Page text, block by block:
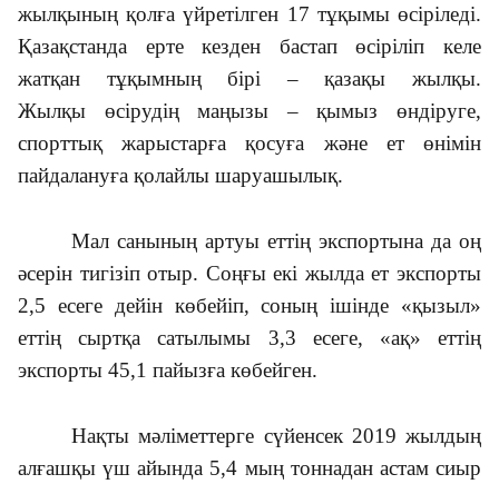
жылқының қолға үйретілген 17 тұқымы өсіріледі.
Қазақстанда ерте кезден бастап өсіріліп келе
жатқан тұқымның бірі – қазақы жылқы.
Жылқы өсірудің маңызы – қы­мыз өндіруге,
спорттық жарыстарға қосуға және ет өнімін
пайдалануға қолайлы шаруа­шылық.
Мал санының артуы еттің экспор­тына да оң
әсерін тигі­зіп отыр. Соңғы екі жылда ет экспорты
2,5 есеге дейін көбейіп, соның ішінде «қызыл»
еттің сыртқа сатылымы 3,3 есеге, «ақ» еттің
экспорты 45,1 пайызға көбейген.
Нақты мәліметтерге сүйенсек 2019 жылдың
алғашқы үш айында 5,4 мың тоннадан астам сиыр